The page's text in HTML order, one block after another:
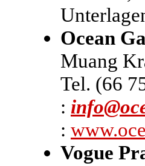
Ocean
Muang
Tel. (66
:
:
Vogue